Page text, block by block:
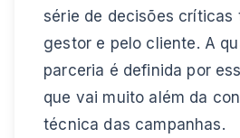
série de decisões críticas
gestor e pelo cliente. A
parceria é definida por
que vai muito além da
técnica das campanhas.